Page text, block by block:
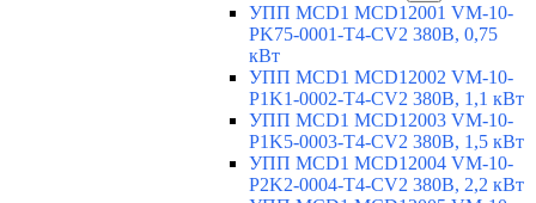
УПП MCD1 MCD12001 VM-10-
PK75-0001-T4-CV2 380В, 0,75
кВт
УПП MCD1 MCD12002 VM-10-
P1K1-0002-T4-CV2 380В, 1,1 кВт
УПП MCD1 MCD12003 VM-10-
P1K5-0003-T4-CV2 380В, 1,5 кВт
УПП MCD1 MCD12004 VM-10-
P2K2-0004-T4-CV2 380В, 2,2 кВт